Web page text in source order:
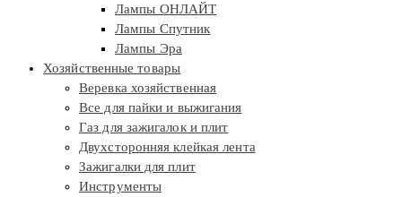
Лампы ОНЛАЙТ
Лампы Спутник
Лампы Эра
Хозяйственные товары
Веревка хозяйственная
Все для пайки и выжигания
Газ для зажигалок и плит
Двухсторонняя клейкая лента
Зажигалки для плит
Инструменты